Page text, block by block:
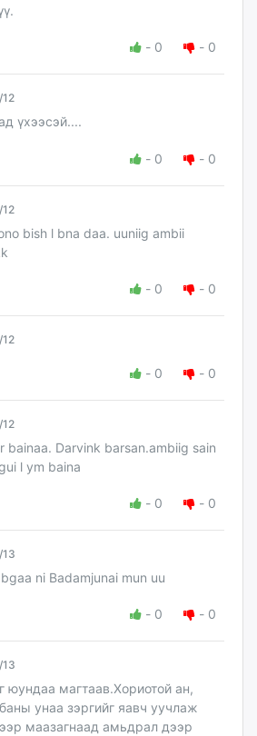
- 0 - 0
үхээсэй....
- 0 - 0
bish l bna daa. uuniig ambii
- 0 - 0
- 0 - 0
bainaa. Darvink barsan.ambiig sain
l ym baina
- 0 - 0
ni Badamjunai mun uu
- 0 - 0
юундаа магтаав.Хориотой ан,
унаа зэргийг яавч уучлаж
маазагнаад амьдрал дээр